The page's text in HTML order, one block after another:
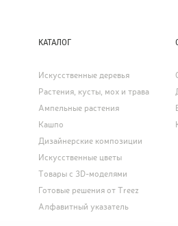
КАТАЛОГ
Искусственные деревья
Растения, кусты, мох и трава
Ампельные растения
Кашпо
Дизайнерские композиции
Искусственные цветы
Товары с 3D-моделями
Готовые решения от Treez
Алфавитный указатель